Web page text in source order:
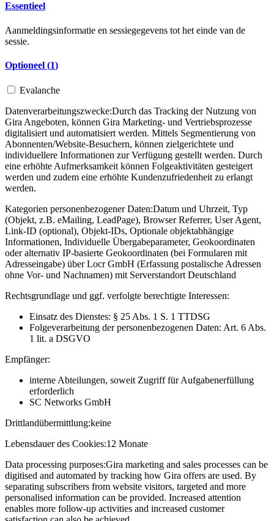
Essentieel
Aanmeldingsinformatie en sessiegegevens tot het einde van de
sessie.
Optioneel (1)
Evalanche
Datenverarbeitungszwecke:Durch das Tracking der Nutzung von
Gira Angeboten, können Gira Marketing- und Vertriebsprozesse
digitalisiert und automatisiert werden. Mittels Segmentierung von
Abonnenten/Website-Besuchern, können zielgerichtete und
individuellere Informationen zur Verfügung gestellt werden. Durch
eine erhöhte Aufmerksamkeit können Folgeaktivitäten gesteigert
werden und zudem eine erhöhte Kundenzufriedenheit zu erlangt
werden.
Kategorien personenbezogener Daten:Datum und Uhrzeit, Typ
(Objekt, z.B. eMailing, LeadPage), Browser Referrer, User Agent,
Link-ID (optional), Objekt-IDs, Optionale objektabhängige
Informationen, Individuelle Übergabeparameter, Geokoordinaten
oder alternativ IP-basierte Geokoordinaten (bei Formularen mit
Adresseingabe) über Locr GmbH (Erfassung postalische Adressen
ohne Vor- und Nachnamen) mit Serverstandort Deutschland
Rechtsgrundlage und ggf. verfolgte berechtigte Interessen:
Einsatz des Dienstes: § 25 Abs. 1 S. 1 TTDSG
Folgeverarbeitung der personenbezogenen Daten: Art. 6 Abs.
1 lit. a DSGVO
Empfänger:
interne Abteilungen, soweit Zugriff für Aufgabenerfüllung
erforderlich
SC Networks GmbH
Drittlandübermittlung:keine
Lebensdauer des Cookies:12 Monate
Data processing purposes:Gira marketing and sales processes can be
digitised and automated by tracking how Gira offers are used. By
separating subscribers from website visitors, targeted and more
personalised information can be provided. Increased attention
enables more follow-up activities and increased customer